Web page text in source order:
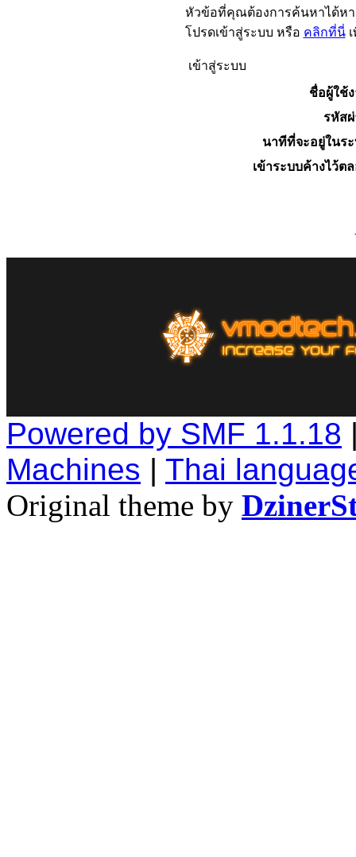
หัวข้อที่คุณต้องการค้นหาได้ห
โปรดเข้าสู่ระบบ หรือ คลิกที่นี่เ
เข้าสู่ระบบ
ชื่อผู้ใช้
รหัส
นาทีที่จะอยู่ในร
เข้าระบบค้างไว้ต
Powered by SMF 1.1.18
Machines | Thai
Original theme by